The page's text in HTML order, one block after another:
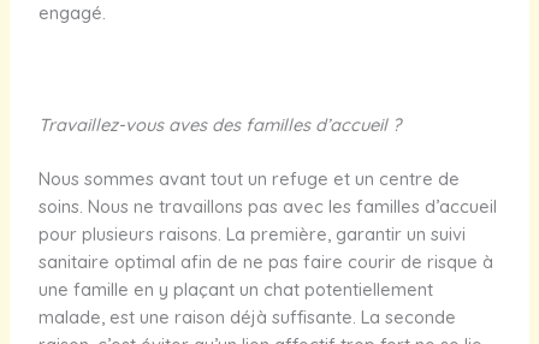
engagé.
Travaillez-vous aves des familles d’accueil ?
Nous sommes avant tout un refuge et un centre de
soins. Nous ne travaillons pas avec les familles d’accueil
pour plusieurs raisons. La première, garantir un suivi
sanitaire optimal afin de ne pas faire courir de risque à
une famille en y plaçant un chat potentiellement
malade, est une raison déjà suffisante. La seconde